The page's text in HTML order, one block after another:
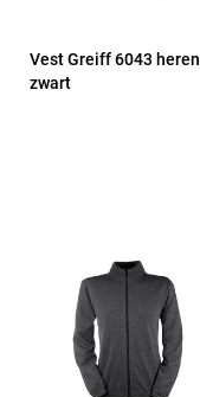
Vest Greiff 6043 heren
zwart